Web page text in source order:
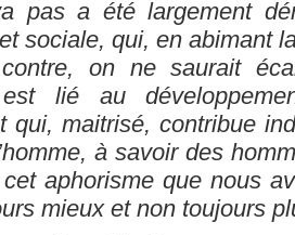
pas a été largement
sociale, qui, en abimant
on ne saurait
est lié au
qui, maitrisé, contribue
à savoir des
aphorisme que nous
mieux et non toujours